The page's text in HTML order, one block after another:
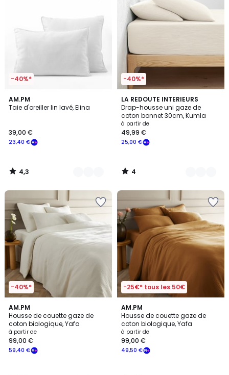
-40%*
AM.PM
Taie d'oreiller lin lavé, Elina
23,40 €
39,00 €
4,3
/ 5
25
Couleurs
4,3
/
-40%*
LA REDOUTE INTERIEURS
Drap-housse uni gaze de
coton bonnet 30cm, Kumla
à partir de
25,00 €
49,99 €
4
/
5
18
Couleurs
4
/
-40%*
AM.PM
Housse de couette gaze de
coton biologique, Yafa
à partir de
59,40 €
99,00 €
3,6
/ 5
20
Couleurs
-25€* tous les 50€
AM.PM
Housse de couette gaze de
coton biologique, Yafa
à partir de
49,50 €
99,00 €
3,6
/ 5